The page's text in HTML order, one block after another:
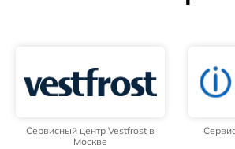
Сервисный центр Vestfrost в
Москве